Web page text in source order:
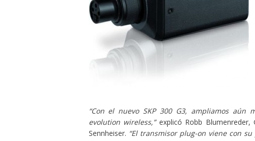
“Con el nuevo SKP 300 G3, ampliamos
evolution wireless,” explicó Robb
Sennheiser. “El transmisor plug-on viene con